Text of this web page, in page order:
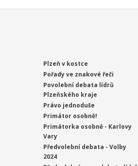
Plzeň v kostce
Pořady ve znakové řeči
Povolební debata lídrů
Plzeňského kraje
Právo jednoduše
Primátor osobně!
Primátorka osobně - Karlovy
Vary
Předvolební debata - Volby
2024